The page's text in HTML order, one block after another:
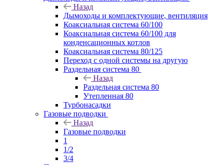
Назад
Дымоходы и комплектующие, вентиляция
Коаксиальная система 60/100
Коаксиальная система 60/100 для
конденсационных котлов
Коаксиальная система 80/125
Переход с одной системы на другую
Раздельная система 80
Назад
Раздельная система 80
Утепленная 80
Турбонасадки
Газовые подводки
Назад
Газовые подводки
1
1/2
3/4